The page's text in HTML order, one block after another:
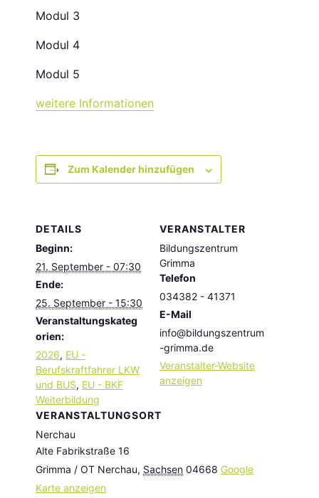
Modul 3
Modul 4
Modul 5
weitere Informationen
Zum Kalender hinzufügen
DETAILS
Beginn:
21. September - 07:30
Ende:
25. September - 15:30
Veranstaltungskateg
orien:
2026, EU -
Berufskraftfahrer LKW
und BUS, EU - BKF
Weiterbildung
VERANSTALTUNGSORT
Nerchau
Alte Fabrikstraße 16
Grimma / OT Nerchau, Sachsen 04668 Google
Karte anzeigen
VERANSTALTER
Bildungszentrum
Grimma
Telefon
034382 - 41371
E-Mail
info@bildungszentrum
-grimma.de
Veranstalter-Website
anzeigen